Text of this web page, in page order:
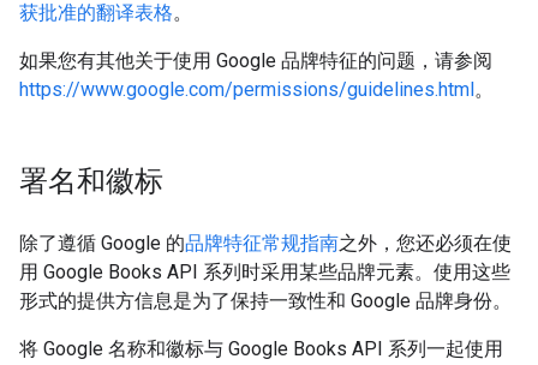
获批准的翻译表格。
如果您有其他关于使用 Google 品牌特征的问题，请参阅
https://www.google.com/permissions/guidelines.html。
署名和徽标
除了遵循 Google 的品牌特征常规指南之外，您还必须在使
用 Google Books API 系列时采用某些品牌元素。使用这些
形式的提供方信息是为了保持一致性和 Google 品牌身份。
将 Google 名称和徽标与 Google Books API 系列一起使用